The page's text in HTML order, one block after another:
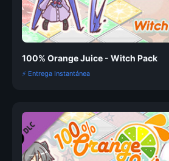
100% Orange Juice - Witch Pack
⚡ Entrega Instantánea